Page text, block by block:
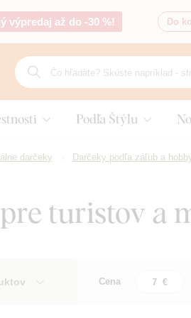
výpredaj až do -30 %! Do
Podľa Štýlu
darčeky Darčeky podľa záľub a
turistov a
Cena
Motív